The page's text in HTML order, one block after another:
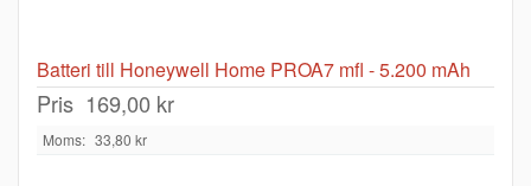
Batteri till Honeywell Home PROA7 mfl - 5.200 mAh
Pris 169,00 kr
Moms: 33,80 kr